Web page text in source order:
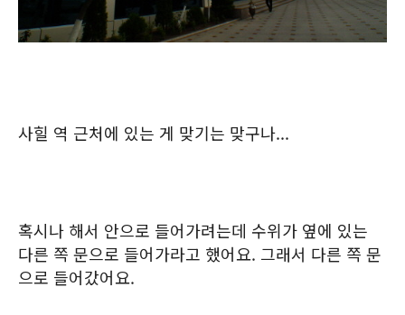
사힐 역 근처에 있는 게 맞기는 맞구나...
혹시나 해서 안으로 들어가려는데 수위가 옆에 있는
다른 쪽 문으로 들어가라고 했어요. 그래서 다른 쪽 문
으로 들어갔어요.